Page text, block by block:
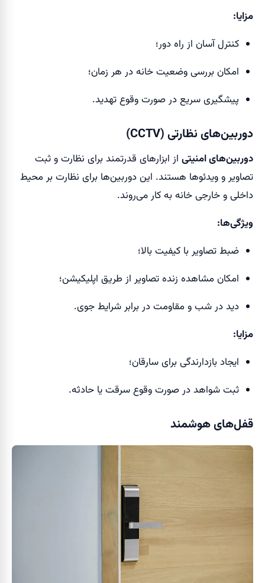
مزایا:
کنترل آسان از راه دور؛
امکان بررسی وضعیت خانه در هر زمان؛
پیشگیری سریع در صورت وقوع تهدید.
دوربین‌های نظارتی (CCTV)
دوربین‌های امنیتی از ابزارهای قدرتمند برای نظارت و ثبت
تصاویر و ویدئوها هستند. این دوربین‌ها برای نظارت بر محیط
داخلی و خارجی خانه به کار می‌روند.
ویژگی‌ها:
ضبط تصاویر با کیفیت بالا؛
امکان مشاهده زنده تصاویر از طریق اپلیکیشن؛
دید در شب و مقاومت در برابر شرایط جوی.
مزایا:
ایجاد بازدارندگی برای سارقان؛
ثبت شواهد در صورت وقوع سرقت یا حادثه.
قفل‌های هوشمند